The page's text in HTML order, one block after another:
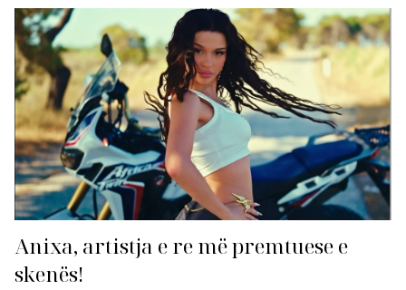
Anixa, artistja e re më premtuese e
skenës!